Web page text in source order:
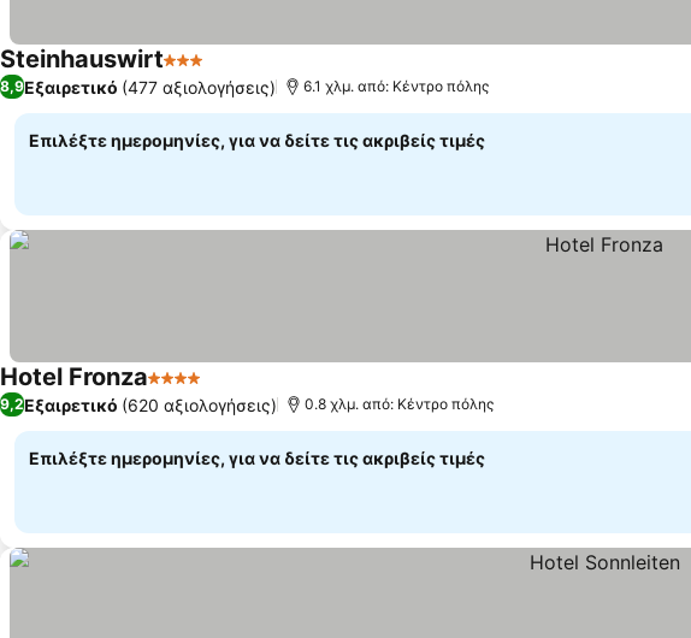
Steinhauswirt3 Αστέρια
8,9Εξαιρετικό (477 αξιολογήσεις) 6.1 χλμ. από: Κέντρο πόλης
Επιλέξτε ημερομηνίες, για να δείτε τις ακριβείς τιμές
Hotel Fronza4 Αστέρια
9,2Εξαιρετικό (620 αξιολογήσεις) 0.8 χλμ. από: Κέντρο πόλης
Επιλέξτε ημερομηνίες, για να δείτε τις ακριβείς τιμές